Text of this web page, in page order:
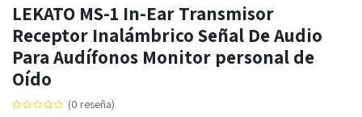
LEKATO MS-1 In-Ear Transmisor
Receptor Inalámbrico Señal De Audio
Para Audífonos Monitor personal de
Oído
(0 reseña)